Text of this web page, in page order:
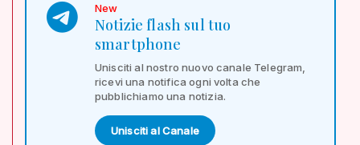
New
Notizie flash sul tuo
smartphone
Unisciti al nostro nuovo canale Telegram,
ricevi una notifica ogni volta che
pubblichiamo una notizia.
Unisciti al Canale